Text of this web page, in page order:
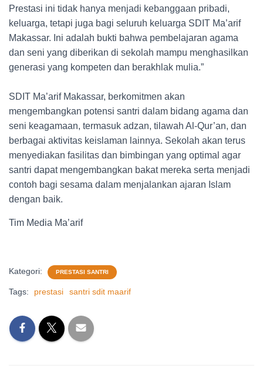
Prestasi ini tidak hanya menjadi kebanggaan pribadi,
keluarga, tetapi juga bagi seluruh keluarga SDIT Ma’arif
Makassar. Ini adalah bukti bahwa pembelajaran agama
dan seni yang diberikan di sekolah mampu menghasilkan
generasi yang kompeten dan berakhlak mulia.”
SDIT Ma’arif Makassar, berkomitmen akan
mengembangkan potensi santri dalam bidang agama dan
seni keagamaan, termasuk adzan, tilawah Al-Qur’an, dan
berbagai aktivitas keislaman lainnya. Sekolah akan terus
menyediakan fasilitas dan bimbingan yang optimal agar
santri dapat mengembangkan bakat mereka serta menjadi
contoh bagi sesama dalam menjalankan ajaran Islam
dengan baik.
Tim Media Ma’arif
Kategori: PRESTASI SANTRI
Tags: prestasi santri sdit maarif